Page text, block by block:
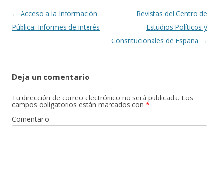
Navegación
de
← Acceso a la Información
Pública: Informes de interés
Revistas del Centro de
Estudios Políticos y
Constitucionales de España →
Deja un comentario
Tu dirección de correo electrónico no será publicada. Los
campos obligatorios están marcados con *
Comentario